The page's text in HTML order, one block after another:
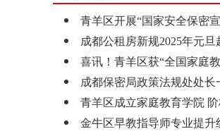
青羊区开展“国家安全保密
成都公租房新规2025年元旦
喜讯！青羊区获“全国家庭
成都保密局政策法规处处长
青羊区成立家庭教育学院
金牛区早教指导师专业提升